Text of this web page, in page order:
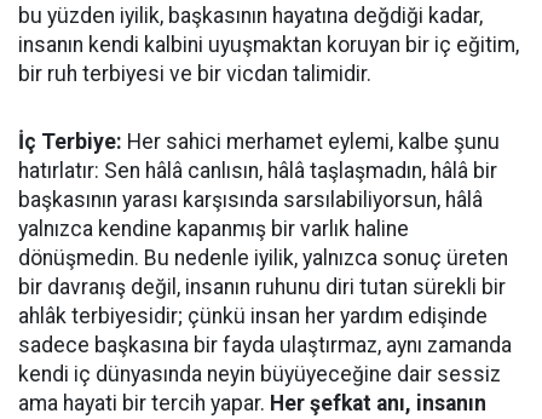
bu yüzden iyilik, başkasının hayatına değdiği kadar,
insanın kendi kalbini uyuşmaktan koruyan bir iç eğitim,
bir ruh terbiyesi ve bir vicdan talimidir.
İç Terbiye: Her sahici merhamet eylemi, kalbe şunu
hatırlatır: Sen hâlâ canlısın, hâlâ taşlaşmadın, hâlâ bir
başkasının yarası karşısında sarsılabiliyorsun, hâlâ
yalnızca kendine kapanmış bir varlık haline
dönüşmedin. Bu nedenle iyilik, yalnızca sonuç üreten
bir davranış değil, insanın ruhunu diri tutan sürekli bir
ahlâk terbiyesidir; çünkü insan her yardım edişinde
sadece başkasına bir fayda ulaştırmaz, aynı zamanda
kendi iç dünyasında neyin büyüyeceğine dair sessiz
ama hayati bir tercih yapar. Her şefkat anı, insanın